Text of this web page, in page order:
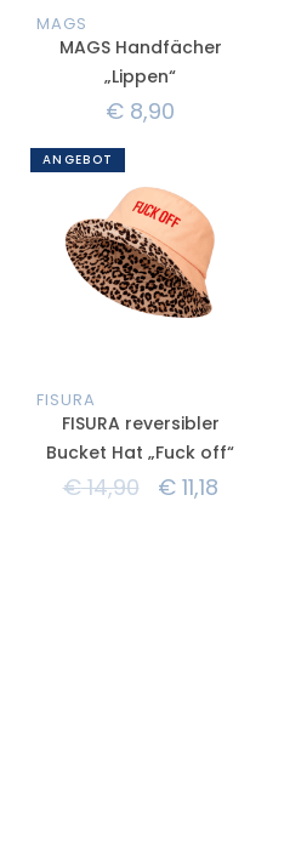
MAGS
MAGS Handfächer
„Lippen“
€ 8,90
ANGEBOT
FISURA
FISURA reversibler
Bucket Hat „Fuck off“
€14,90 €11,18